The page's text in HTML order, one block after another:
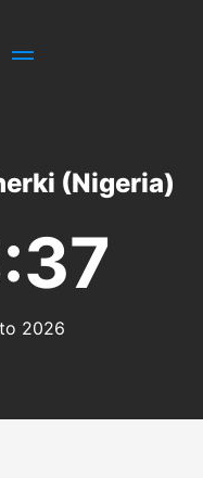
(Nigeria)
2026